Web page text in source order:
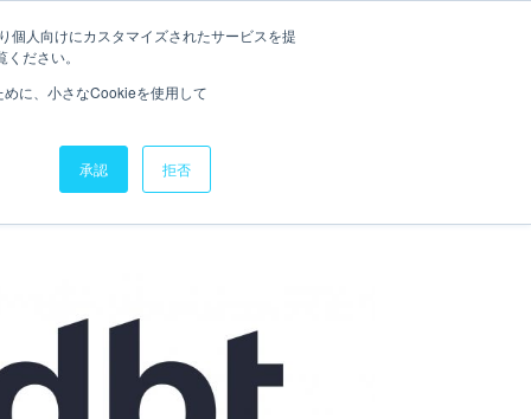
個人向けにカスタマイズされたサービスを提
ださい。
に、小さなCookieを使用して
承認 拒否
役立ち資料 ニュース